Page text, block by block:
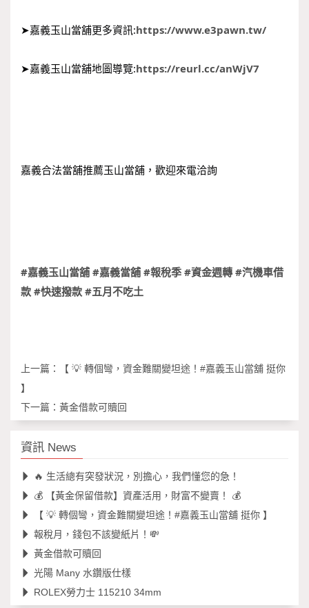
➤嘉義玉山當舖更多資訊:https://www.e3pawn.tw/
➤嘉義玉山當舖地圖導覽:https://reurl.cc/anWjV7
嘉義合法當舖推薦玉山當舖，歡迎來電洽詢
#嘉義玉山當舖 #嘉義當舖 #報稅季 #資金週轉 #汽機車借
款 #快速撥款 #五月不吃土
上一篇：
【 💡 轉個彎，資金難關變坦途！#嘉義玉山當舖 挺你
】
下一篇： 黃金借款可贖回
資訊 News
🔥 生活總有突發狀況，別擔心，我們懂您的急！
💰 【黃金保留借款】資產活用，財富不變賣！ 💰
【 💡 轉個彎，資金難關變坦途！#嘉義玉山當舖 挺你 】
報稅月，錢包不該變紙片！💸
黃金借款可贖回
光陽 Many 水鑽版仕樣
ROLEX勞力士 115210 34mm